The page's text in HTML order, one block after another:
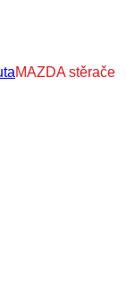
MAZDA stěrače